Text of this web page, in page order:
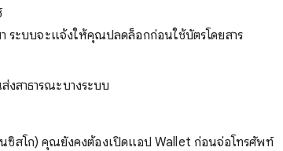
ระบบจะแจ้งให้คุณปลดล็อกก่อนใช้บัตรโดยสาร
สาธารณะบางระบบ
นซิสโก) คุณยังคงต้องเปิดแอป Wallet ก่อนจ่อโทรศัพท์